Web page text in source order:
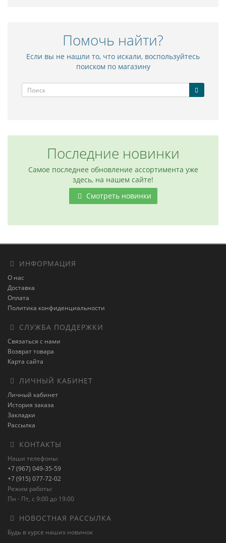
Помочь найти?
Если вы не нашли то, что искали, воспользуйтесь
поиском по магазину
Последние новинки
Самое последнее обновление ассортимента уже
здесь, на нашем сайте!
Смотреть новинки
ИНФОРМАЦИЯ
О нас
Доставка
Оплата
Политика конфиденциальности
СЛУЖБА ПОДДЕРЖКИ
Связаться с нами
Возврат товара
Карта сайта
ЛИЧНЫЙ КАБИНЕТ
Личный кабинет
История заказа
Закладки
Рассылка
КОНТАКТЫ
Наши телефоны:
+7 (967) 049-35-59
+7 (915) 077-72-02
Режим работы:
Пн - Пт, с 9:00 до 19:00
НОВОСТНАЯ РАССЫЛКА
Будь в курсе наших новинок